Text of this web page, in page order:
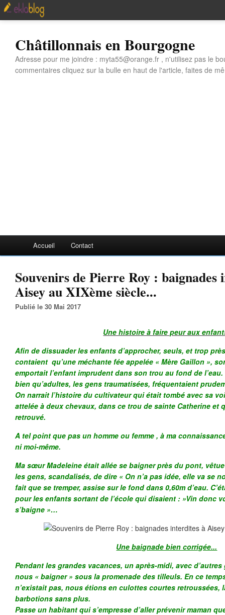
Châtillonnais en Bourgogne
Adresse pour me joindre : myta55@orange.fr , n'utilisez pas le
commentaires cliquez sur la bulle en haut de l'article, faites de
Accueil Contact
Souvenirs de Pierre Roy : baignades
Aisey au XIXème siècle...
Publié le 30 Mai 2017
Une histoire à faire peur aux
Afin de dissuader les enfants d’approcher, seuls, et trop
contaient qu’une méchante fée appelée « Mère Gaillon »,
emportait l’enfant imprudent dans son trou au fond de
bien qu’adultes, les gens traumatisées, fréquentaient
On narrait l’histoire du cultivateur qui était tombé avec sa
attelée à deux chevaux, dans ce trou de sainte Catherine et
retrouvé.
A tel point que pas un homme ou femme , à ma
ni moi-même.
Ma sœur Madeleine était allée se baigner près du pont,
les gens, scandalisés, de dire « On n’a pas idée, elle va se
fait que se tremper, assise sur le fond dans 0,60m d’eau.
pour les enfants sortant de l’école qui disaient : »Vin donc
s’baigne »…
Une baignade bien corrigée...
Pendant les grandes vacances, un après-midi, avec
nous « baigner » sous la promenade des tilleuls. En ce
n’existait pas, nous étions en culottes courtes retroussées,
barbotions sans plus.
Passe un habitant qui s’empresse d’aller prévenir maman